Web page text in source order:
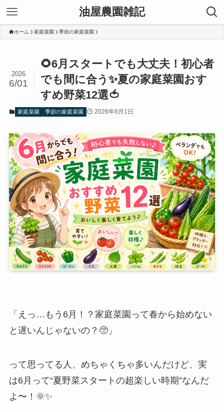
油屋農園雑記
ホーム 家庭菜園 季節の家庭菜園
🌻6月スタートでも大丈夫！初心者
でも間に合う✨夏の家庭菜園おす
すめ野菜12選🍅
2026
6/01
家庭菜園 季節の家庭菜園 2026年6月1日
「えっ…もう6月！？家庭菜園って春から始めない
と遅いんじゃないの？🥺」
って思ってる人、めちゃくちゃ多いんだけど、実
は6月って“夏野菜スタートの超楽しい時期”なんだ
よ〜！🌞✨